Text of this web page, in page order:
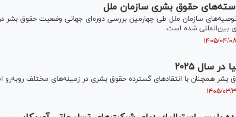
حقوق بشری سازمان ملل
استرالیا به ۶۲ درصد از توصیه‌های سازمان ملل طی چهارمین بررسی دوره‌ای جهانی وضعیت حقوق
بین‌المللی شده است.
سال ۲۰۲۵
بشر همچنان با انتقاد‌های گسترده حقوق بشری در زمینه‌های مختلف